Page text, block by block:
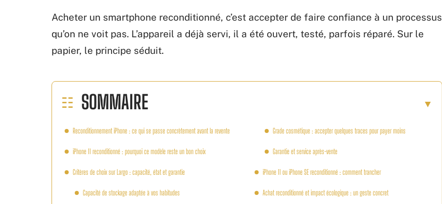
Acheter un smartphone reconditionné, c’est accepter de faire confiance à un processus
qu’on ne voit pas. L’appareil a déjà servi, il a été ouvert, testé, parfois réparé. Sur le
papier, le principe séduit.
SOMMAIRE
Reconditionnement iPhone : ce qui se passe concrètement avant la revente
iPhone 11 reconditionné : pourquoi ce modèle reste un bon choix
Critères de choix sur Largo : capacité, état et garantie
Capacité de stockage adaptée à vos habitudes
Grade cosmétique : accepter quelques traces pour payer moins
Garantie et service après-vente
iPhone 11 ou iPhone SE reconditionné : comment trancher
Achat reconditionné et impact écologique : un geste concret